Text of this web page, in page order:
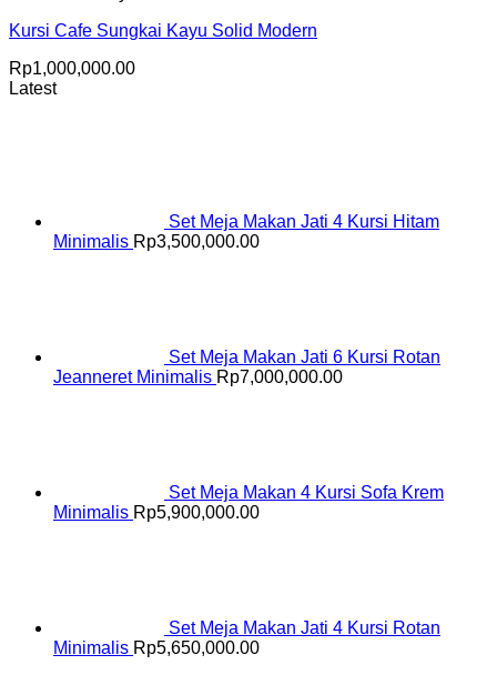
Kursi Cafe Sungkai Kayu Solid Modern
Rp1,000,000.00
Latest
Set Meja Makan Jati 4 Kursi Hitam
Minimalis Rp3,500,000.00
Set Meja Makan Jati 6 Kursi Rotan
Jeanneret Minimalis Rp7,000,000.00
Set Meja Makan 4 Kursi Sofa Krem
Minimalis Rp5,900,000.00
Set Meja Makan Jati 4 Kursi Rotan
Minimalis Rp5,650,000.00